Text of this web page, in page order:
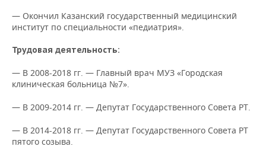
КОМУ ПРИНАДЛЕЖАТ
ТАТАРСТАНА
БЮДЖЕТ
АГРОПРОМ
НЕФТЕХИМИЯ
ОПК
НОВОСТИ АВТО
БИЗНЕС
РОЗНИЧНАЯ ТОРГОВЛЯ
УСЛУГИ
НОВОСТИ ТЕХНОЛОГИЙ
МЕДИА
МЕРОПРИЯТИЯ
ВЫЕЗДНАЯ РЕДАКЦИЯ
НОВОСТИ СПОРТА
ОБЩЕСТВО
— Окончил Казанский государственный медицинский
институт по специальности «педиатрия».
Трудовая деятельность:
— В 2008-2018 гг. — Главный врач МУЗ «Городская
клиническая больница №7».
— В 2009-2014 гг. — Депутат Государственного Совета РТ.
— В 2014-2018 гг. — Депутат Государственного Совета РТ
пятого созыва.